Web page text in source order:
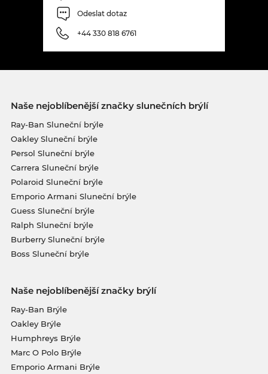
Odeslat dotaz
+44 330 818 6761
Naše nejoblíbenější značky slunečních brýlí
Ray-Ban Sluneční brýle
Oakley Sluneční brýle
Persol Sluneční brýle
Carrera Sluneční brýle
Polaroid Sluneční brýle
Emporio Armani Sluneční brýle
Guess Sluneční brýle
Ralph Sluneční brýle
Burberry Sluneční brýle
Boss Sluneční brýle
Naše nejoblíbenější značky brýlí
Ray-Ban Brýle
Oakley Brýle
Humphreys Brýle
Marc O Polo Brýle
Emporio Armani Brýle